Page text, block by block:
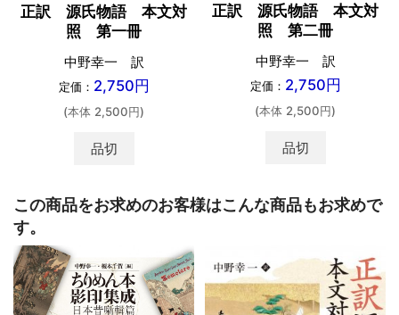
正訳 源氏物語 本文対
照 第一冊
中野幸一 訳
定価： 2,750円
(本体 2,500円)
品切
正訳 源氏物語 本文対
照 第二冊
中野幸一 訳
定価： 2,750円
(本体 2,500円)
品切
この商品をお求めのお客様はこんな商品もお求めで
す。